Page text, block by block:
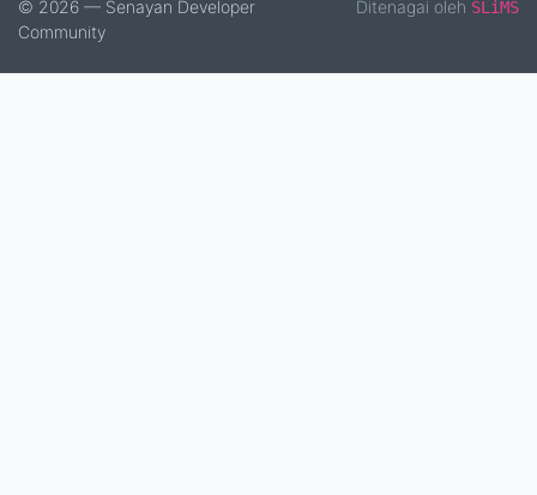
© 2026 — Senayan Developer
Community
Ditenagai oleh SLiMS